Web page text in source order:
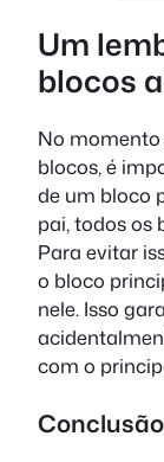
Um
blocos
No
blocos, é
de um bloco
pai, todos os
Para evitar
o bloco
nele. Isso
com o
Conclusão